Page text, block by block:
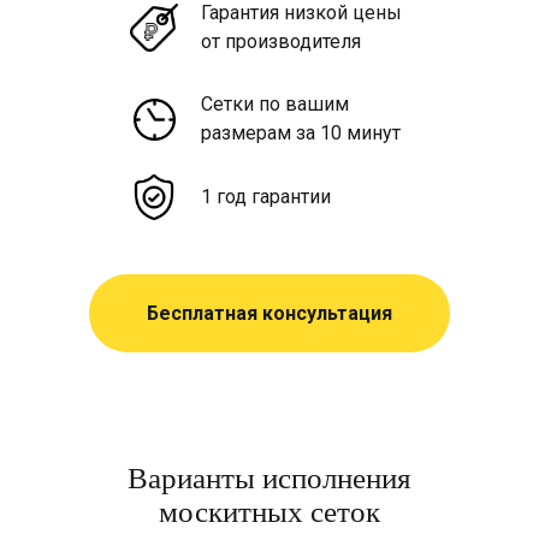
Гарантия низкой цены
от производителя
Сетки по вашим
размерам за 10 минут
1 год гарантии
Бесплатная консультация
Варианты исполнения
москитных сеток